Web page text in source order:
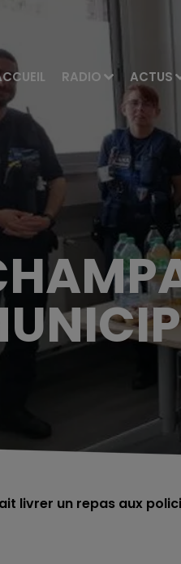
RADIO ACTUS
livrer un repas aux